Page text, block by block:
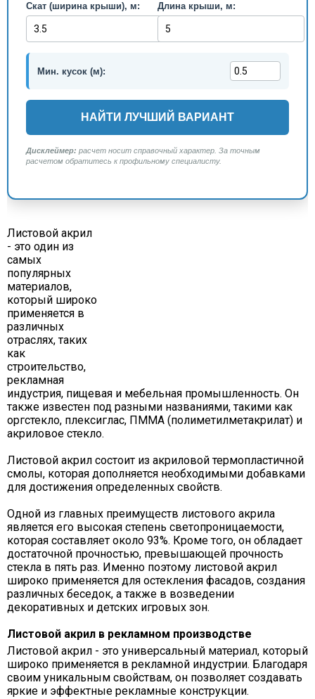
Скат (ширина крыши), м: Длина крыши, м:
Мин. кусок (м):
НАЙТИ ЛУЧШИЙ ВАРИАНТ
Дисклеймер: расчет носит справочный характер. За точным
расчетом обратитесь к профильному специалисту.
Листовой акрил
- это один из
самых
популярных
материалов,
который широко
применяется в
различных
отраслях, таких
как
строительство,
рекламная
индустрия, пищевая и мебельная промышленность. Он
также известен под разными названиями, такими как
оргстекло, плексиглас, ПММА (полиметилметакрилат) и
акриловое стекло.
Листовой акрил состоит из акриловой термопластичной
смолы, которая дополняется необходимыми добавками
для достижения определенных свойств.
Одной из главных преимуществ листового акрила
является его высокая степень светопроницаемости,
которая составляет около 93%. Кроме того, он обладает
достаточной прочностью, превышающей прочность
стекла в пять раз. Именно поэтому листовой акрил
широко применяется для остекления фасадов, создания
различных беседок, а также в возведении
декоративных и детских игровых зон.
Листовой акрил в рекламном производстве
Листовой акрил - это универсальный материал, который
широко применяется в рекламной индустрии. Благодаря
своим уникальным свойствам, он позволяет создавать
яркие и эффектные рекламные конструкции.